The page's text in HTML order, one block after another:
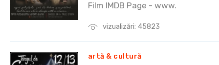
vizualizări: 45823
Film IMDB Page - www.
artă & cultură